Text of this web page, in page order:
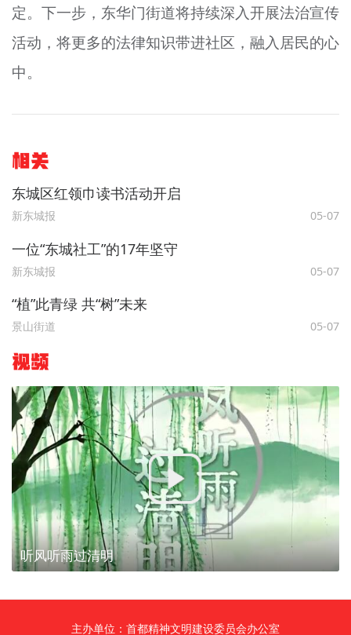
定。下一步，东华门街道将持续深入开展法治宣传
活动，将更多的法律知识带进社区，融入居民的心
中。
相关
东城区红领巾读书活动开启
新东城报 05-07
一位“东城社工”的17年坚守
新东城报 05-07
“植”此青绿 共“树”未来
景山街道 05-07
视频
听风听雨过清明
主办单位：首都精神文明建设委员会办公室